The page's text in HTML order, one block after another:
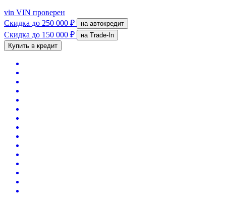
vin VIN проверен
Скидка до 250 000 ₽ на автокредит
Скидка до 150 000 ₽
на Trade-In
Купить в кредит